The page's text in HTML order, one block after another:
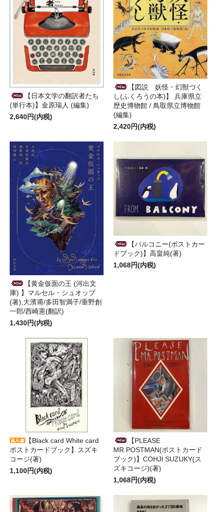
【日本文学の翻訳者たち
(単行本)】金原瑞人 (編集)
2,640円(内税)
【図説 妖怪・幻獣づく
し(ふくろうの本)】 兵庫県立
歴史博物館 / 鳥取県立博物館
(編集)
2,420円(内税)
【黄金仮面の王 (河出文
庫) 】マルセル・シュオッブ
(著),大濱甫/多田智満子/垂野創
一郎/西崎憲(翻訳)
1,430円(内税)
【バルコニー(ポストカー
ドブック)】高畠純(著)
1,068円(内税)
【Black card White card
ポストカードブック】スズキ
コージ(著)
1,100円(内税)
【PLEASE
MR.POSTMAN(ポストカード
ブック)】COHJI SUZUKY(ス
ズキコージ)(著)
1,068円(内税)